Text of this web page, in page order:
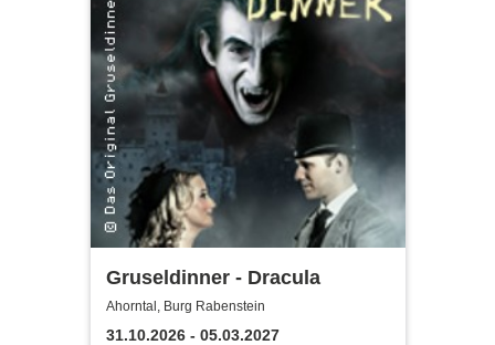
Gruseldinner - Dracula
Ahorntal, Burg Rabenstein
31.10.2026 - 05.03.2027